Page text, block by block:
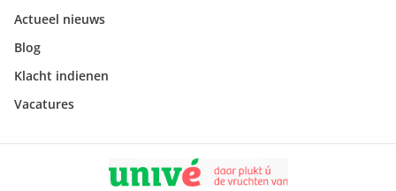
Actueel nieuws
Blog
Klacht indienen
Vacatures